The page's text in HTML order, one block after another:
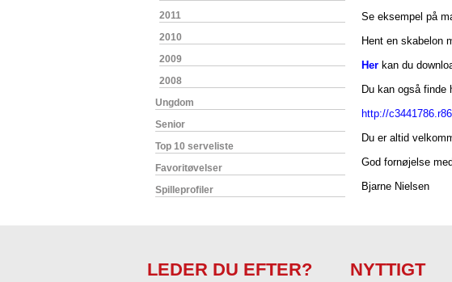
2011
2010
2009
2008
Ungdom
Senior
Top 10 serveliste
Favoritøvelser
Spilleprofiler
Se eksempel på
Hent en skabelon
Her kan du
Du kan også
http://
Du er altid
God fornøjelse
Bjarne Nielsen
LEDER DU EFTER? NYTTIGT